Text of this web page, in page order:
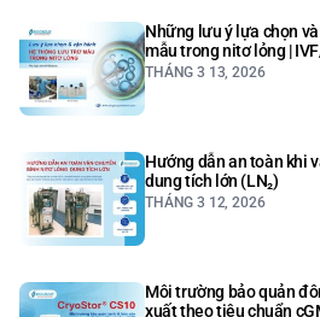
Những lưu ý lựa chọn
mẫu trong nitơ lỏng |
THÁNG 3 13, 2026
Hướng dẫn an toàn khi
dung tích lớn (LN₂)
THÁNG 3 12, 2026
Môi trường bảo quản
xuất theo tiêu chuẩn